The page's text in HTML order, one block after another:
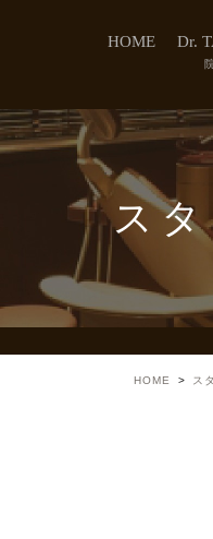
HOME Dr.
ス
HOME ス